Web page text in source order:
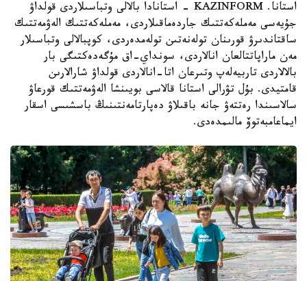
استانا. KAZINFORM - استانادا بالالى وتباسىلاردى قولداۋ
جۇيەسى مەملەكەتتىك جاردەماقىلاردى، مەملەكەتتىك الەۋمەتتىك
ساقتاندىرۋ قورىنان تولەنەتىن تولەمدەردى، كوپبالالى وتباسىلار
مەن ماراپاتتالعان انالاردى، سونداي-اق مۇگەدەكتىگى بار
بالالاردى تاربيەلەپ وتىرعان اتا-انالاردى قولداۋ شارالارىن
قامتيدى. بۇل تۋرالى استانا قالاسى بويىنشا الەۋمەتتىك قورعاۋ
سالاسىندا رەتتەۋ جانە باقىلاۋ دەپارتامەنتىنىڭ باسشىسى اسقار
ايماعامبەتوۆ مالىمدەدى.